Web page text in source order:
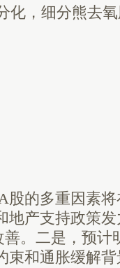
化，细分熊去
的多重因素将
地产支持政策
。二是，预计
束和通胀缓解